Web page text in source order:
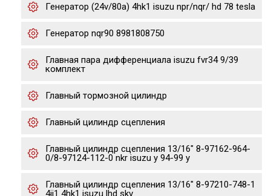
Генератор (24v/80a) 4hk1 isuzu npr/nqr/ hd 78 tesla
Генератор nqr90 8981808750
Главная пара дифференциала isuzu fvr34 9/39
комплект
Главный тормозной цилиндр
Главный цилиндр сцепления
Главный цилиндр сцепления 13/16" 8-97162-964-
0/8-97124-112-0 nkr isuzu y 94-99 y
Главный цилиндр сцепления 13/16" 8-97210-748-1
4jj1 4hk1 isuzu lhd skv